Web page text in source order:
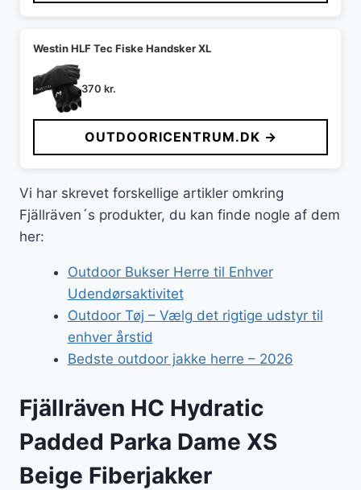
Westin HLF Tec Fiske Handsker XL
370 kr.
OUTDOORICENTRUM.DK →
Vi har skrevet forskellige artikler omkring
Fjällräven´s produkter, du kan finde nogle af dem
her:
Outdoor Bukser Herre til Enhver
Udendørsaktivitet
Outdoor Tøj – Vælg det rigtige udstyr til
enhver årstid
Bedste outdoor jakke herre – 2026
Fjällräven HC Hydratic
Padded Parka Dame XS
Beige Fiberjakker